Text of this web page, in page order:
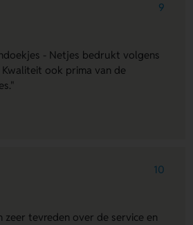
9
- Netjes bedrukt volgens
ook prima van de
10
zeer tevreden over de service en